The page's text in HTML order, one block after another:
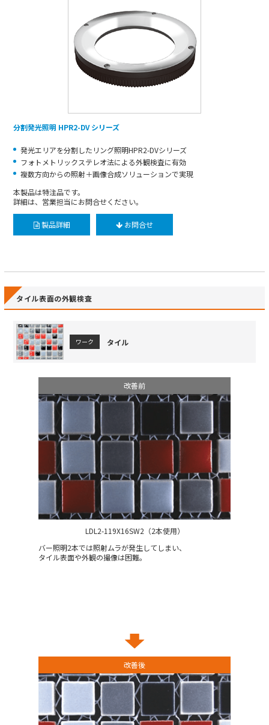
分割発光照明 HPR2-DV シリーズ
発光エリアを分割したリング照明HPR2-DVシリーズ
フォトメトリックステレオ法による外観検査に有効
複数方向からの照射＋画像合成ソリューションで実現
本製品は特注品です。
詳細は、営業担当にお問合せください。
製品詳細 お問合せ
タイル表面の外観検査
ワーク タイル
改善前
LDL2-119X16SW2（2本使用）
バー照明2本では照射ムラが発生してしまい、
タイル表面や外観の撮像は困難。
改善後